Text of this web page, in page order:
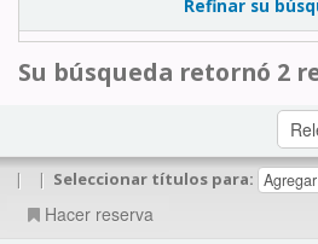
Refinar su
Su búsqueda retornó 2
| | Seleccionar títulos para:
Hacer reserva